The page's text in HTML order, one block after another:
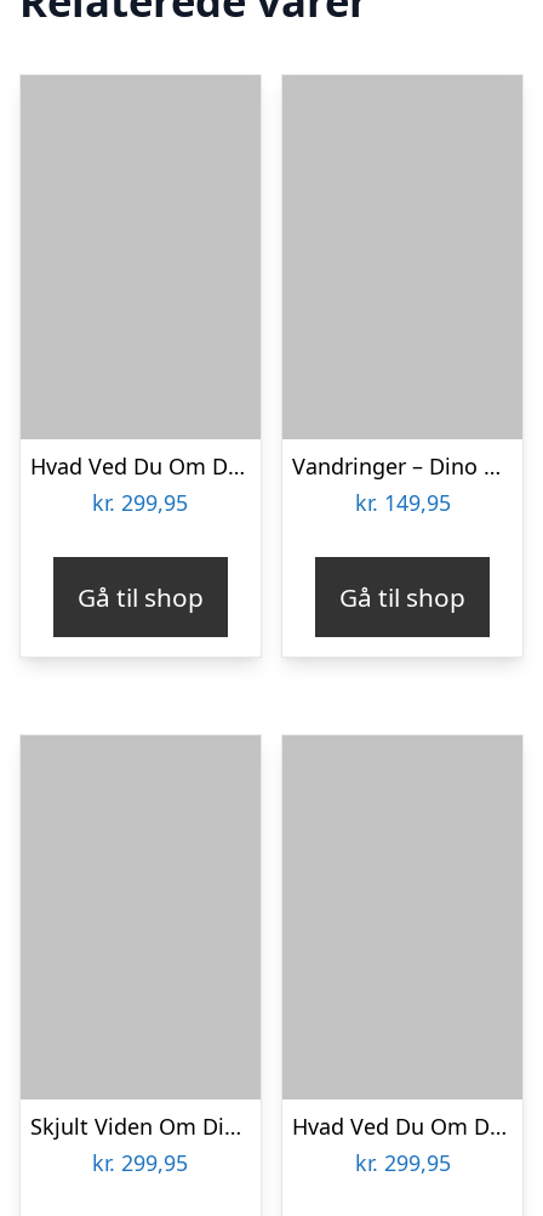
Hvad Ved Du Om Dinoen Triceratops? – Nicky Dee – Bog
kr. 299,95
Gå til shop
Vandringer – Dino Elezovic – Bog
kr. 149,95
Gå til shop
Skjult Viden Om Dinosaurer – En Skyggespilsbog – Sara Hurst – Bog
kr. 299,95
Hvad Ved Du Om Dinoen Stegosaurus? – Nicky Dee – Bog
kr. 299,95